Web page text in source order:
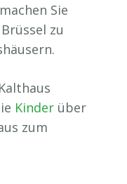
Sie
zu
Kinder über
zum